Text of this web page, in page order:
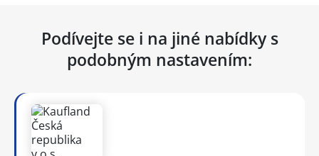
Podívejte se i na jiné nabídky s
podobným nastavením: